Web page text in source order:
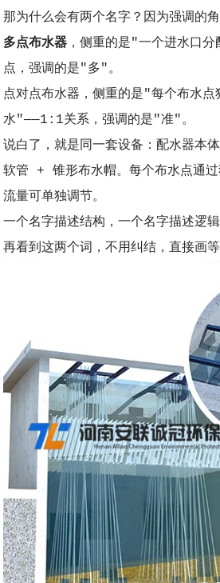
那为什么会有两个名字？因为强调的角
多点布水器 ，侧重的是"一个进水口
点，强调的是"多"。
点对点布水器，侧重的是"每个布水点
水"——1:1关系，强调的是"准"。
说白了，就是同一套设备：配水器
软管 + 锥形布水帽。每个布水点通过
流量可单独调节。
一个名字描述结构，一个名字描述逻
再看到这两个词，不用纠结，直接画等